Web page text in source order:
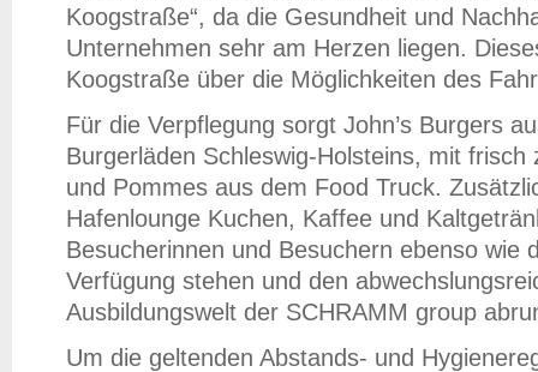
Koogstraße“, da die Gesundheit und
Unternehmen sehr am Herzen liegen.
Koogstraße über die Möglichkeiten des
Für die Verpflegung sorgt John’s Burgers
Burgerläden Schleswig-Holsteins, mit frisch
und Pommes aus dem Food Truck.
Hafenlounge Kuchen, Kaffee und
Besucherinnen und Besuchern ebenso wie
Verfügung stehen und den
Ausbildungswelt der SCHRAMM group
Um die geltenden Abstands- und